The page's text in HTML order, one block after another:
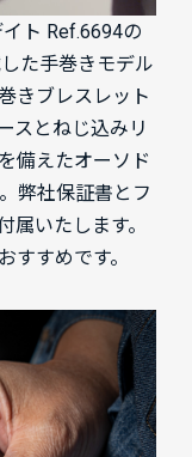
ト Ref.6694の
た手巻きモデル
きブレスレット
スとねじ込みリ
備えたオーソド
弊社保証書とフ
属いたします。
すすめです。